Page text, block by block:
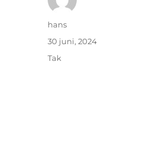
Författare
hans
Publicerat
den
30 juni, 2024
Kategorier
Tak